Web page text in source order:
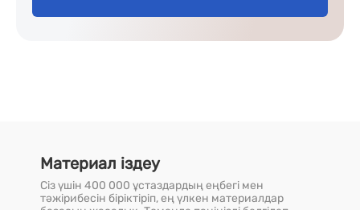
Материал іздеу
Сіз үшін 400 000 ұстаздардың еңбегі мен
тәжірибесін біріктіріп, ең үлкен материалдар